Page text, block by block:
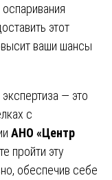
этот
ваши шансы
— это
с
АНО «Центр
пройти эту
обеспечив себе